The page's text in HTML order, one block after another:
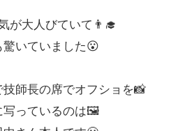
が大人びていて👨‍🎓
驚いていました😮
師長の席でオフショを📸
写っているのは🖼️